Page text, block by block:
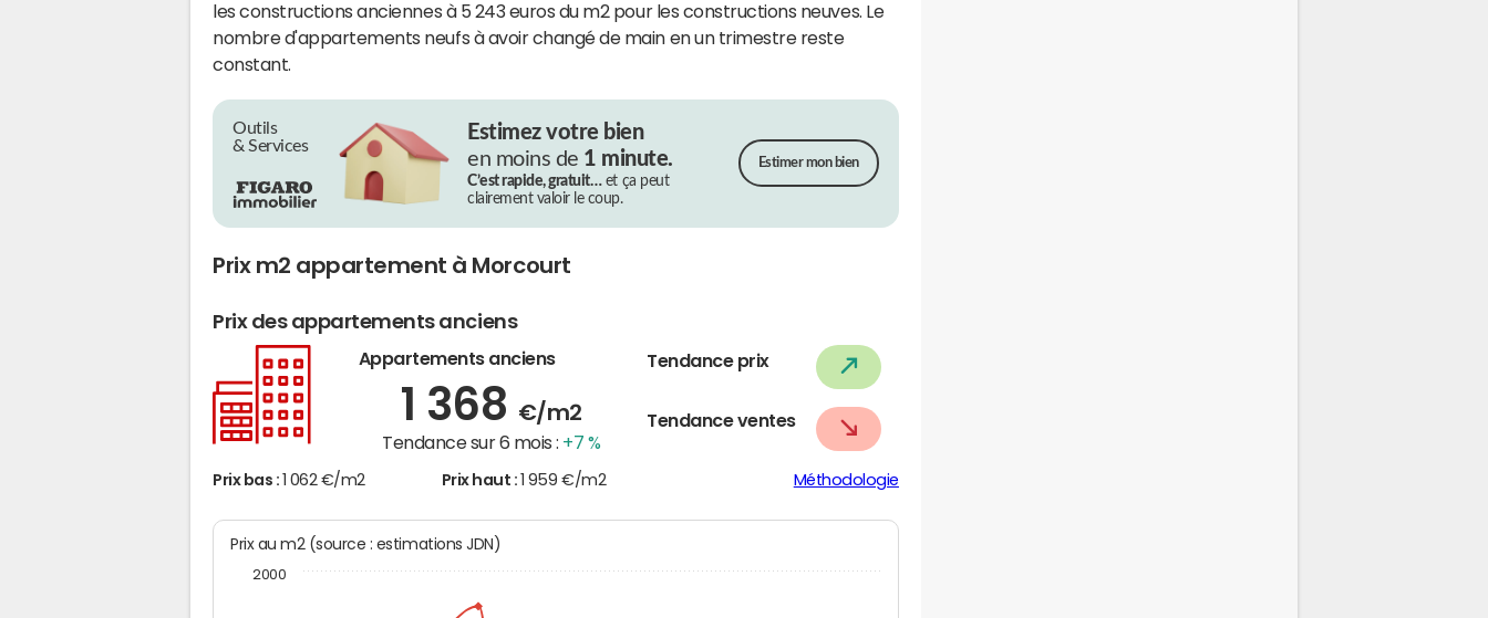
les constructions anciennes à 5 243 euros du m2 pour les constructions neuves. Le
nombre d'appartements neufs à avoir changé de main en un trimestre reste
constant.
Outils
& Services
Estimez votre bien
en moins de 1 minute.
C’est rapide, gratuit…et ça peut
clairement valoir le coup.
Estimer mon bien
Prix m2 appartement à Morcourt
Prix des appartements anciens
Appartements anciens
1 368 €/m2
Tendance sur 6 mois : +7 %
Tendance prix
Tendance ventes
Prix bas : 1 062 €/m2 Prix haut : 1 959 €/m2 Méthodologie
Prix au m2 (source : estimations JDN)
2000